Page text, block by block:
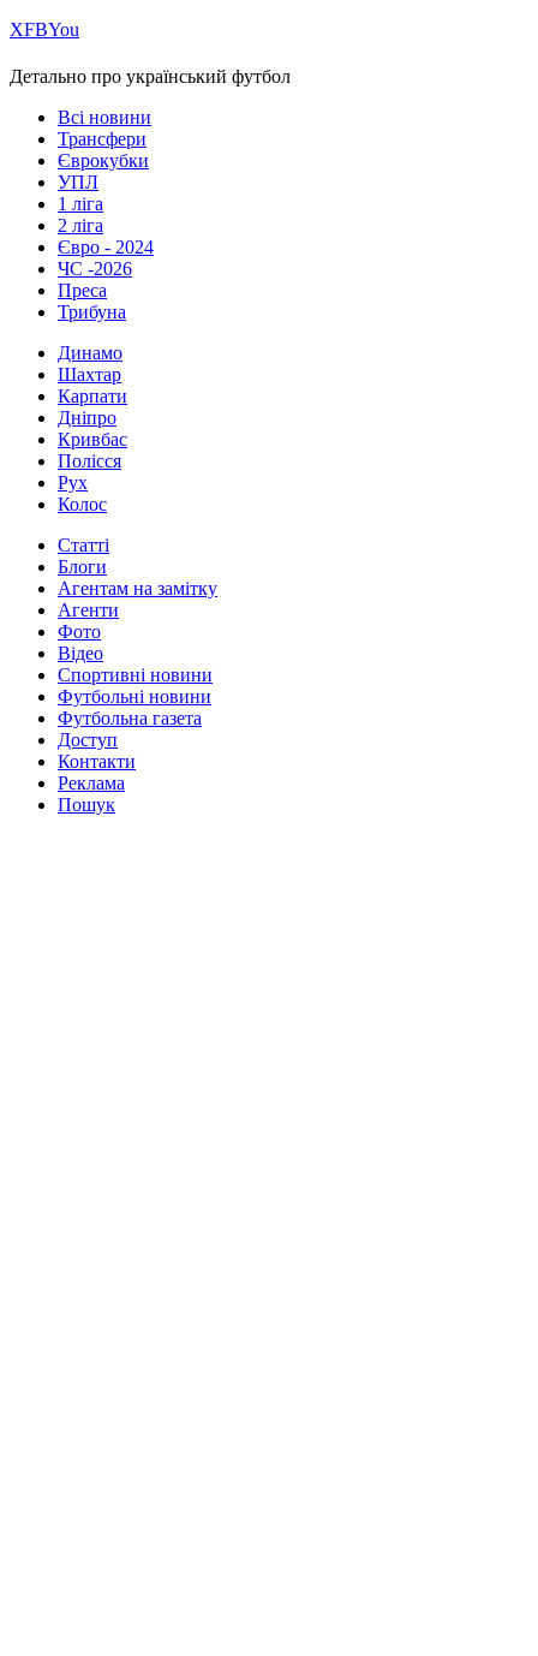
ХFBYou
Детально про український футбол
Всі новини
Трансфери
Єврокубки
УПЛ
1 ліга
2 ліга
Євро - 2024
ЧС -2026
Преса
Трибуна
Динамо
Шахтар
Карпати
Дніпро
Кривбас
Полісся
Рух
Колос
Статті
Блоги
Агентам на замітку
Агенти
Фото
Відео
Спортивні новини
Футбольні новини
Футбольна газета
Доступ
Контакти
Реклама
Пошук